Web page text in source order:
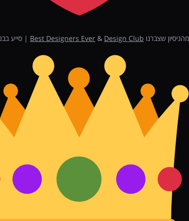
מהניסיון שצברנו Best Designers Ever & Design Club | סייע